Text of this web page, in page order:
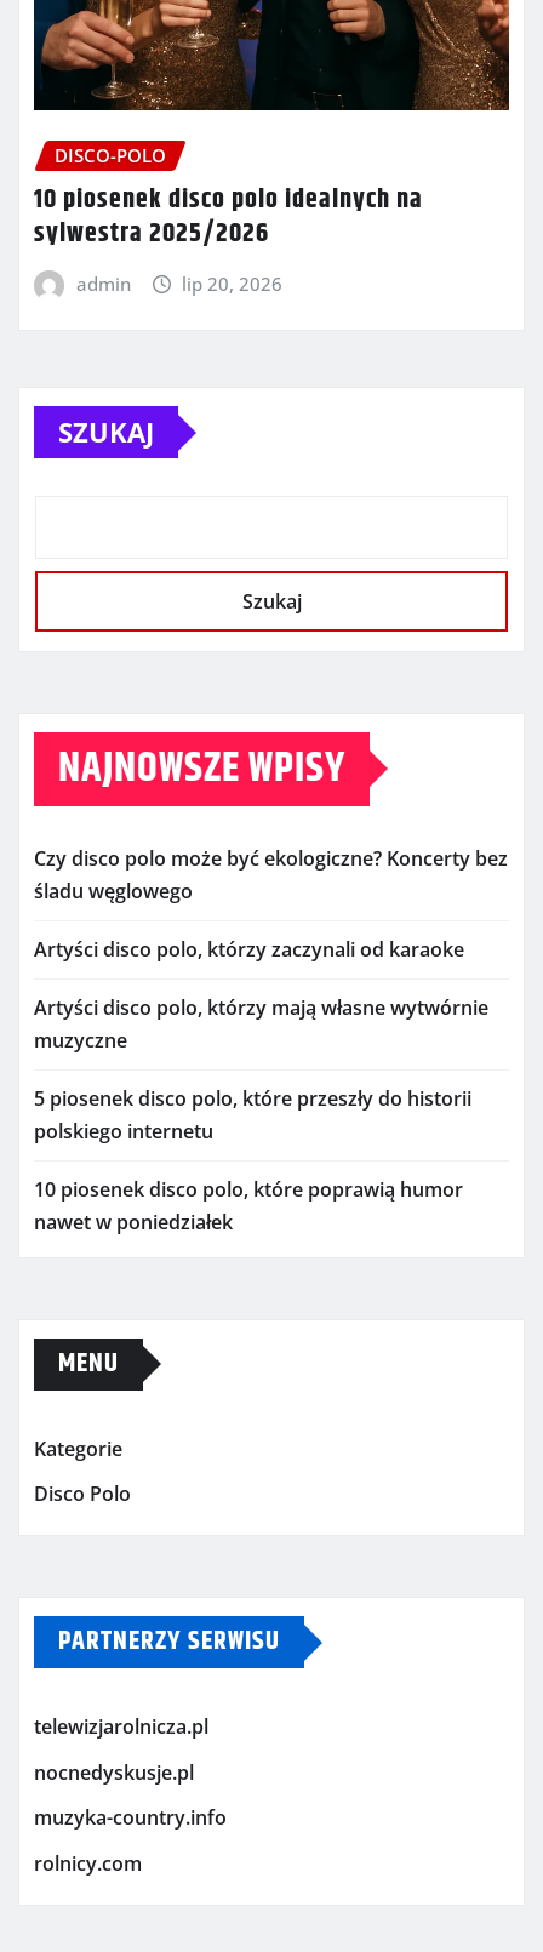
DISCO-POLO
10 piosenek disco polo idealnych na
sylwestra 2025/2026
admin lip 20, 2026
SZUKAJ
Szukaj
NAJNOWSZE WPISY
Czy disco polo może być ekologiczne? Koncerty bez
śladu węglowego
Artyści disco polo, którzy zaczynali od karaoke
Artyści disco polo, którzy mają własne wytwórnie
muzyczne
5 piosenek disco polo, które przeszły do historii
polskiego internetu
10 piosenek disco polo, które poprawią humor
nawet w poniedziałek
MENU
Kategorie
Disco Polo
PARTNERZY SERWISU
telewizjarolnicza.pl
nocnedyskusje.pl
muzyka-country.info
rolnicy.com